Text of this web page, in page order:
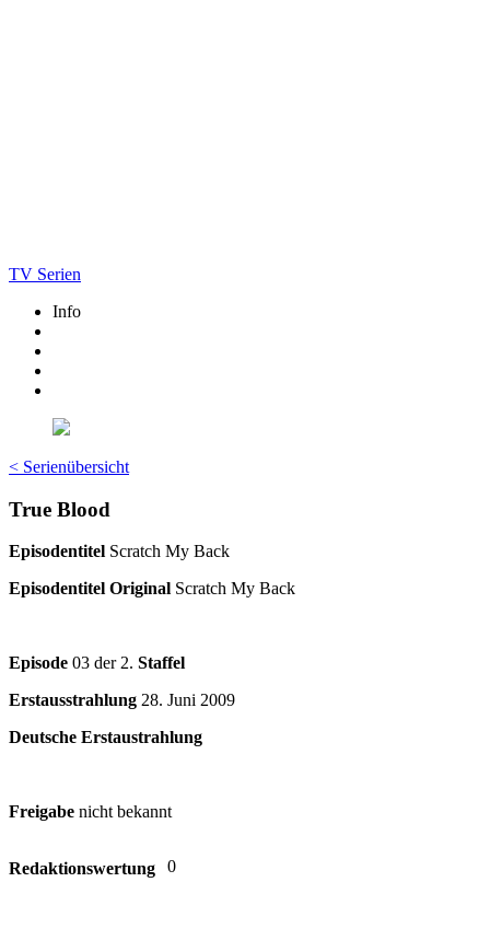
TV Serien
Info
< Serienübersicht
True Blood
Episodentitel Scratch My Back
Episodentitel Original Scratch My Back
Episode 03 der 2. Staffel
Erstausstrahlung 28. Juni 2009
Deutsche Erstaustrahlung
Freigabe nicht bekannt
Redaktionswertung 0